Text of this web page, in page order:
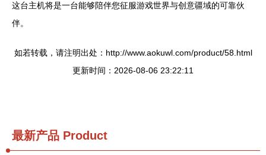
这台主机将是一台能够陪伴您征服游戏世界与创意疆域的可靠伙
伴。
如若转载，请注明出处：http://www.aokuwl.com/product/58.html
更新时间：2026-08-06 23:22:11
最新产品 Product